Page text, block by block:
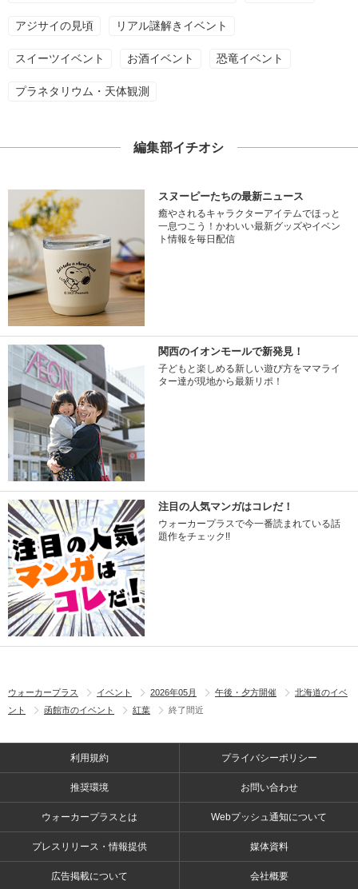
アジサイの見頃 リアル謎解きイベント
スイーツイベント お酒イベント 恐竜イベント
プラネタリウム・天体観測
編集部イチオシ
スヌーピーたちの最新ニュース
癒やされるキャラクターアイテムでほっと
一息つこう！かわいい最新グッズやイベン
ト情報を毎日配信
関西のイオンモールで新発見！
子どもと楽しめる新しい遊び方をママライ
ター達が現地から最新リポ！
注目の人気マンガはコレだ！
ウォーカープラスで今一番読まれている話
題作をチェック!!
ウォーカープラス イベント 2026年05月 午後・夕方開催
北海道のイベ
ント
函館市のイベント 紅葉 終了間近
利用規約 プライバシーポリシー
推奨環境 お問い合わせ
ウォーカープラスとは Webプッシュ通知について
プレスリリース・情報提供 媒体資料
広告掲載について 会社概要